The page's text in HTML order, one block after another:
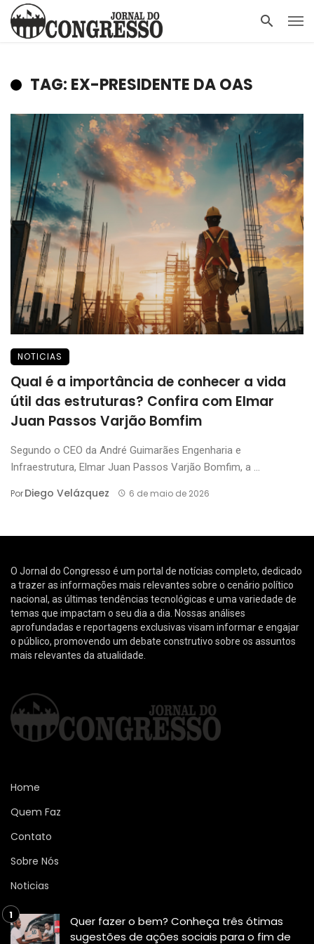
TAG: EX-PRESIDENTE DA OAS
NOTICIAS
Qual é a importância de conhecer a vida
útil das estruturas? Confira com Elmar
Juan Passos Varjão Bomfim
Segundo o CEO da André Guimarães Engenharia e
Infraestrutura, Elmar Juan Passos Varjão Bomfim, a ...
PorDiego Velázquez 6 de maio de 2026
O Jornal do Congresso é um portal de notícias completo, dedicado
a trazer as informações mais relevantes sobre o cenário político
nacional, as últimas tendências tecnológicas e uma variedade de
temas que impactam o seu dia a dia. Nossas análises
aprofundadas e reportagens exclusivas visam informar e engajar
o público, promovendo um debate construtivo sobre os assuntos
mais relevantes da atualidade.
Home
Quem Faz
Contato
Sobre Nós
Noticias
Quer fazer o bem? Conheça três ótimas
sugestões de ações sociais para o fim de